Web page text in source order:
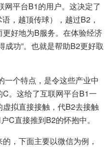
网平台B1的用户。这决定了
，越顶传球），越过B2，
好地为B服务。在体验经济
成功”。也就是帮助B2更好取
一个特点，是令这些产业中
。这给了互联网平台B1一
拟直接接触，代B2去接触
C直接推到B2的怀抱中。
，下面主要以微信为例，